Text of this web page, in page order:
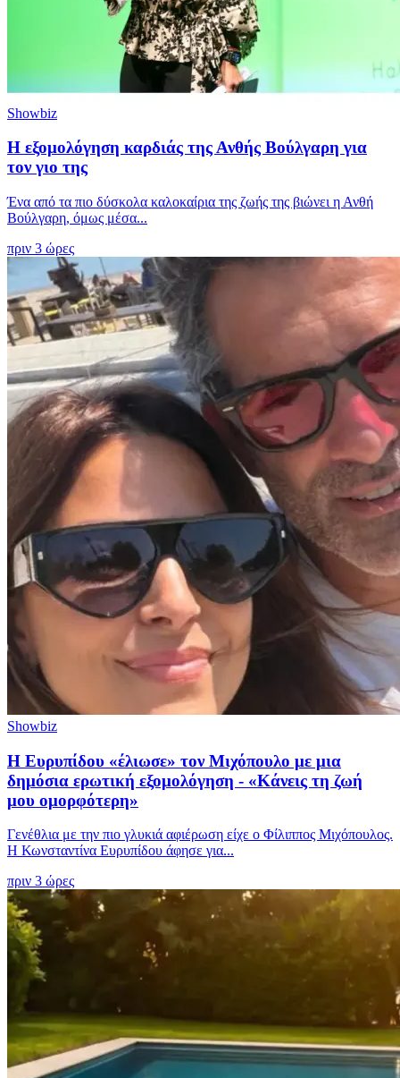
Showbiz
Η εξομολόγηση καρδιάς της Ανθής Βούλγαρη για
τον γιο της
Ένα από τα πιο δύσκολα καλοκαίρια της ζωής της βιώνει η Ανθή
Βούλγαρη, όμως μέσα...
πριν 3 ώρες
Showbiz
Η Ευρυπίδου «έλιωσε» τον Μιχόπουλο με μια
δημόσια ερωτική εξομολόγηση - «Κάνεις τη ζωή
μου ομορφότερη»
Γενέθλια με την πιο γλυκιά αφιέρωση είχε ο Φίλιππος Μιχόπουλος.
Η Κωνσταντίνα Ευρυπίδου άφησε για...
πριν 3 ώρες